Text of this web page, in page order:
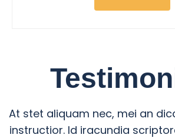
At stet aliquam nec, mei an
instructior. Id iracundia